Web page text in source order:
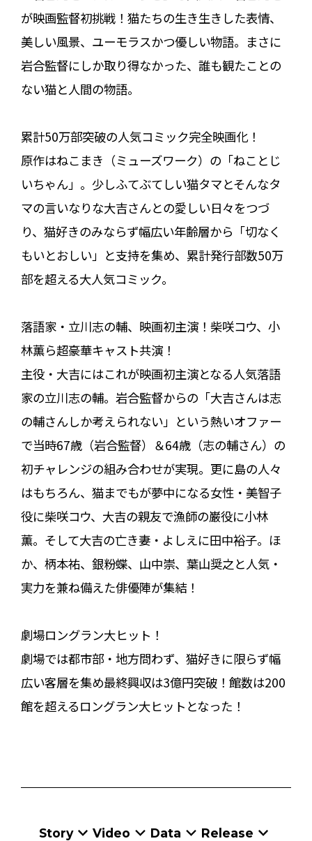
が映画監督初挑戦！猫たちの生き生きした表情、
美しい風景、ユーモラスかつ優しい物語。まさに
岩合監督にしか取り得なかった、誰も観たことの
ない猫と人間の物語。
累計50万部突破の人気コミック完全映画化！
原作はねこまき（ミューズワーク）の「ねことじ
いちゃん」。少しふてぶてしい猫タマとそんなタ
マの言いなりな大吉さんとの愛しい日々をつづ
り、猫好きのみならず幅広い年齢層から「切なく
もいとおしい」と支持を集め、累計発行部数50万
部を超える大人気コミック。
落語家・立川志の輔、映画初主演！柴咲コウ、小
林薫ら超豪華キャスト共演！
主役・大吉にはこれが映画初主演となる人気落語
家の立川志の輔。岩合監督からの「大吉さんは志
の輔さんしか考えられない」という熱いオファー
で当時67歳（岩合監督）＆64歳（志の輔さん）の
初チャレンジの組み合わせが実現。更に島の人々
はもちろん、猫までもが夢中になる女性・美智子
役に柴咲コウ、大吉の親友で漁師の巌役に小林
薫。そして大吉の亡き妻・よしえに田中裕子。ほ
か、柄本祐、銀粉蝶、山中崇、葉山奨之と人気・
実力を兼ね備えた俳優陣が集結！
劇場ロングラン大ヒット！
劇場では都市部・地方問わず、猫好きに限らず幅
広い客層を集め最終興収は3億円突破！館数は200
館を超えるロングラン大ヒットとなった！
Story Video Data Release